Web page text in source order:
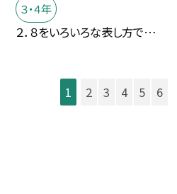
３・４年
２．８をいろいろな表し方で…
1 2 3 4 5 6